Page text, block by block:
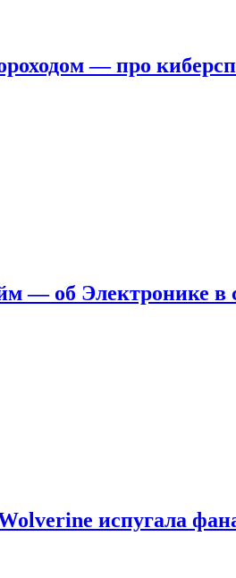
— про
— об Электронике в
испугала